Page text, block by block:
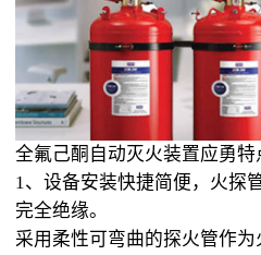
全氟己酮自动灭火装置应勇特
1、设备安装快捷简便，火探
完全绝缘。
采用柔性可弯曲的探火管作